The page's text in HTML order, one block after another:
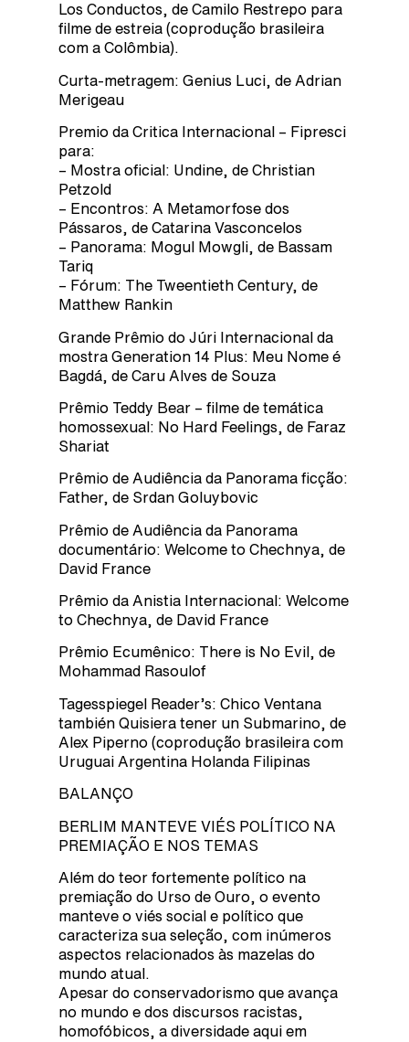
Los Conductos, de Camilo Restrepo para
filme de estreia (coprodução brasileira
com a Colômbia).
Curta-metragem: Genius Luci, de Adrian
Merigeau
Premio da Critica Internacional – Fipresci
para:
– Mostra oficial: Undine, de Christian
Petzold
– Encontros: A Metamorfose dos
Pássaros, de Catarina Vasconcelos
– Panorama: Mogul Mowgli, de Bassam
Tariq
– Fórum: The Tweentieth Century, de
Matthew Rankin
Grande Prêmio do Júri Internacional da
mostra Generation 14 Plus: Meu Nome é
Bagdá, de Caru Alves de Souza
Prêmio Teddy Bear – filme de temática
homossexual: No Hard Feelings, de Faraz
Shariat
Prêmio de Audiência da Panorama ficção:
Father, de Srdan Goluybovic
Prêmio de Audiência da Panorama
documentário: Welcome to Chechnya, de
David France
Prêmio da Anistia Internacional: Welcome
to Chechnya, de David France
Prêmio Ecumênico: There is No Evil, de
Mohammad Rasoulof
Tagesspiegel Reader’s: Chico Ventana
también Quisiera tener un Submarino, de
Alex Piperno (coprodução brasileira com
Uruguai Argentina Holanda Filipinas
BALANÇO
BERLIM MANTEVE VIÉS POLÍTICO NA
PREMIAÇÃO E NOS TEMAS
Além do teor fortemente político na
premiação do Urso de Ouro, o evento
manteve o viés social e político que
caracteriza sua seleção, com inúmeros
aspectos relacionados às mazelas do
mundo atual.
Apesar do conservadorismo que avança
no mundo e dos discursos racistas,
homofóbicos, a diversidade aqui em